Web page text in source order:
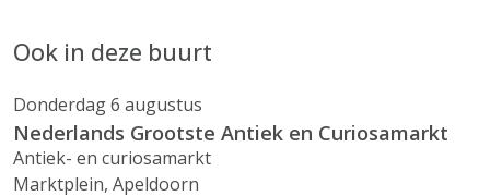
Ook in deze buurt
Donderdag 6 augustus
Nederlands Grootste Antiek en Curiosamarkt
Antiek- en curiosamarkt
Marktplein, Apeldoorn